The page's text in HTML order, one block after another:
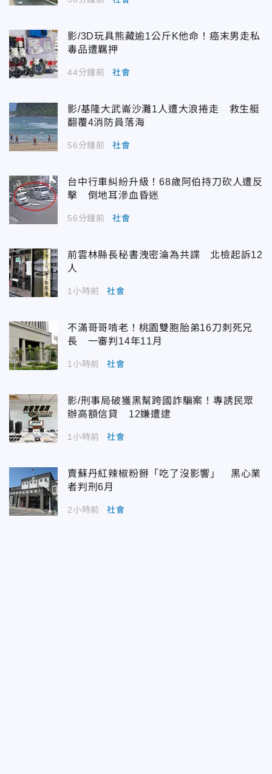
影/3D玩具熊藏逾1公斤K他命！癌末男走私
毒品遭羈押
44分鐘前 社會
影/基隆大武崙沙灘1人遭大浪捲走 救生艇
翻覆4消防員落海
56分鐘前 社會
台中行車糾紛升級！68歲阿伯持刀砍人遭反
擊 倒地耳滲血昏迷
56分鐘前 社會
前雲林縣長秘書洩密淪為共諜 北檢起訴12
人
1小時前 社會
不滿哥哥啃老！桃園雙胞胎弟16刀刺死兄
長 一審判14年11月
1小時前 社會
影/刑事局破獲黑幫跨國詐騙案！專誘民眾
辦高額信貸 12嫌遭逮
1小時前 社會
賣蘇丹紅辣椒粉掰「吃了沒影響」 黑心業
者判刑6月
2小時前 社會